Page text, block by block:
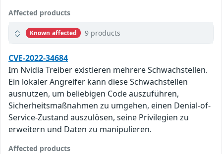
Affected products
Known affected 9 products
CVE-2022-34684
Im Nvidia Treiber existieren mehrere Schwachstellen.
Ein lokaler Angreifer kann diese Schwachstellen
ausnutzen, um beliebigen Code auszuführen,
Sicherheitsmaßnahmen zu umgehen, einen Denial-of-
Service-Zustand auszulösen, seine Privilegien zu
erweitern und Daten zu manipulieren.
Affected products